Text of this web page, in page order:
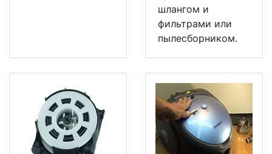
шлангом и
фильтрами или
пылесборником.